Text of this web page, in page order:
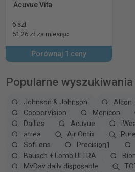
Acuvue Vita
6 szt
51,26 zł za miesiąc
Porównaj 1 ceny
Popularne wyszukiwania
Johnson & Johnson Alcon
CooperVision
Menicon
Dailies
Acuvue
atrea
Air Optix
SofLens
Precision1
Bausch + Lomb ULTRA
MyDay daily disposable